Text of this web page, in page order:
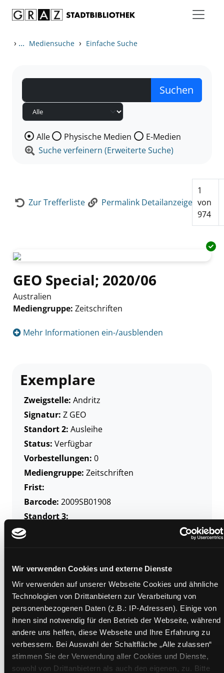
Wir verwenden Cookies und externe Dienste
Wir verwenden auf unserer Webseite Cookies und ähnliche
Technologien von Drittanbietern zur Verarbeitung von
personenbezogenen Daten (z.B.: IP-Adressen). Einige von
ihnen sind notwendig für den Betrieb der Webseite, während
andere uns helfen, diese Webseite und Ihre Erfahrung zu
verbessern. Bei Auswahl der Schaltfläche „Alle zulassen“
stimmen Sie der Verwendung aller Cookies und Dienste,
sowohl von Drittanbietern als auch den eigenen, zu. Bitte
› ... Mediensuche › Einfache Suche
Wählen Sie die Medienart nach der Sie suchen wollen.
Alle Physische Medien
E-Medien
Suche verfeinern (Erweiterte Suche)
Zur Trefferliste Permalink Detailanzeige
1
von
974
GEO Special; 2020/06
Australien
Mediengruppe: Zeitschriften
Mehr Informationen ein-/ausblenden
Exemplare
Zweigstelle: Andritz
Signatur: Z GEO
Standort 2: Ausleihe
Status: Verfügbar
Vorbestellungen: 0
Mediengruppe: Zeitschriften
Frist:
Barcode: 2009SB01908
Standort 3:
Zweigstelle: Bücherbus
Signatur:
Z GEO
Standort 2: Depot Bücherbus
Status:Verfügbar
Vorbestellungen:0
Mediengruppe:Zeitschriften
Barcode: 2011SB01241